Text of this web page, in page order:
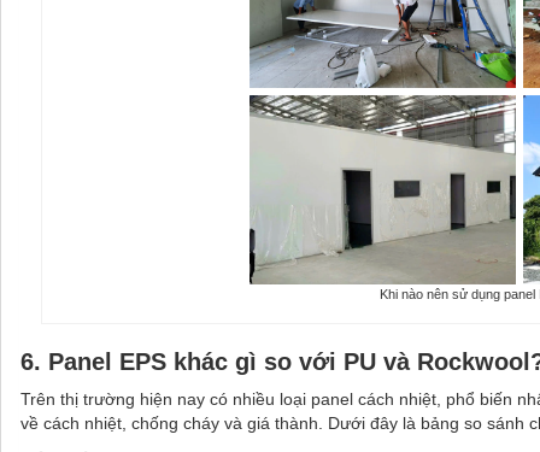
Khi nào nên sử dụng
6. Panel EPS khác gì so với PU và
Trên thị trường hiện nay có nhiều loại panel cách nhiệt, phổ biến
về cách nhiệt, chống cháy và giá thành. Dưới đây là bảng so sánh